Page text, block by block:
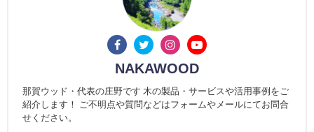
NAKAWOOD
那賀ウッド・代表の庄野です 木の製品・サービスや活用事例をご
紹介します！ ご不明点や質問などはフォームやメールにてお問合
せください。